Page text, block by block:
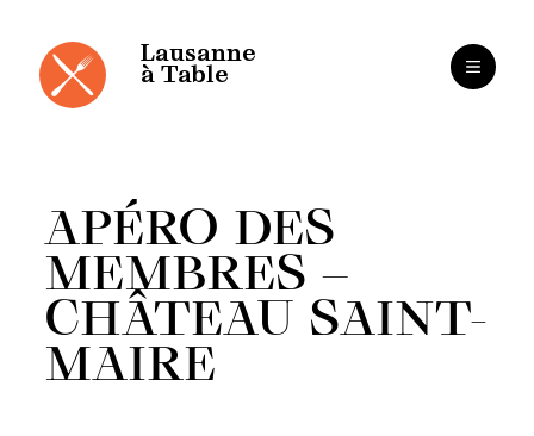
contenu
Lausanne
à Table
APÉRO DES
MEMBRES –
CHÂTEAU SAINT-
MAIRE